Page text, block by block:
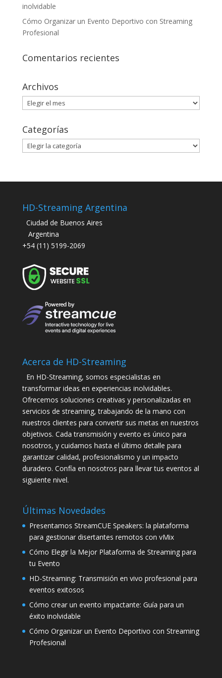
inolvidable
Cómo Organizar un Evento Deportivo con Streaming
Profesional
Comentarios recientes
Archivos
Archivos
Categorías
Categorías
HD-Streaming Argentina
Ciudad de Buenos Aires
Argentina
+54 (11) 5199-2069
Acerca de HD-Streaming
En HD-Streaming, somos especialistas en
transformar ideas en experiencias inolvidables.
Ofrecemos soluciones creativas y personalizadas en
servicios de streaming, trabajando de la mano con
nuestros clientes para convertir sus metas en nuestros
objetivos. Cada transmisión y evento es único para
nosotros, y cuidamos hasta el último detalle para
garantizar calidad, profesionalismo y un impacto
duradero. Confía en nosotros para llevar tus eventos al
siguiente nivel.
Últimas Novedades
Presentamos StreamCUE Speakers: la plataforma
para gestionar disertantes remotos con vMix
Cómo Elegir la Mejor Plataforma de Streaming para
tu Evento
HD-Streaming: Transmisión en vivo profesional para
eventos exitosos
Cómo crear un evento impactante: Guía para un
éxito inolvidable
Cómo Organizar un Evento Deportivo con Streaming
Profesional